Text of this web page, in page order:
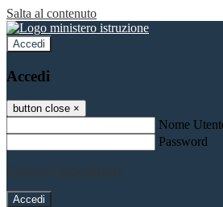
Salta al contenuto
Accedi
Accedi
button close ×
Nome
Password
Password dimenticata?